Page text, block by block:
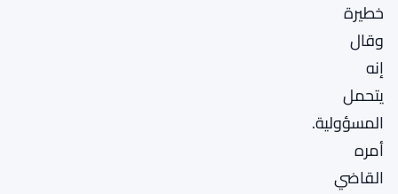
خطيرة
وقال
إنه
يتحمل
المسؤولية.
أمره
القاضي